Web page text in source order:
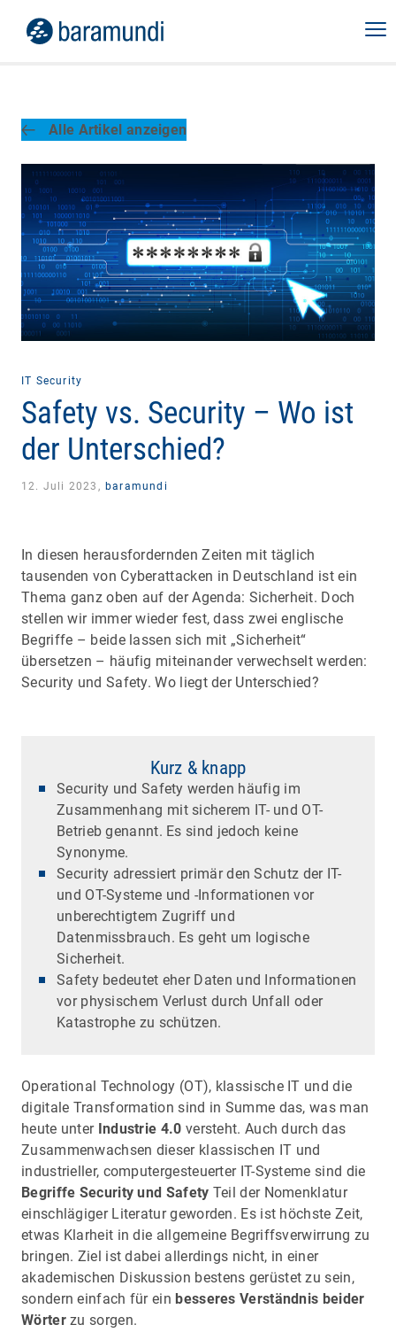
Alle Artikel anzeigen
IT Security
Safety vs. Security – Wo ist
der Unterschied?
12. Juli 2023, baramundi
In diesen herausfordernden Zeiten mit täglich
tausenden von Cyberattacken in Deutschland ist ein
Thema ganz oben auf der Agenda: Sicherheit. Doch
stellen wir immer wieder fest, dass zwei englische
Begriffe – beide lassen sich mit „Sicherheit“
übersetzen – häufig miteinander verwechselt werden:
Security und Safety. Wo liegt der Unterschied?
Kurz & knapp
Security und Safety werden häufig im
Zusammenhang mit sicherem IT- und OT-
Betrieb genannt. Es sind jedoch keine
Synonyme.
Security adressiert primär den Schutz der IT-
und OT-Systeme und -Informationen vor
unberechtigtem Zugriff und
Datenmissbrauch. Es geht um logische
Sicherheit.
Safety bedeutet eher Daten und Informationen
vor physischem Verlust durch Unfall oder
Katastrophe zu schützen.
Operational Technology (OT), klassische IT und die
digitale Transformation sind in Summe das, was man
heute unter Industrie 4.0 versteht. Auch durch das
Zusammenwachsen dieser klassischen IT und
industrieller, computergesteuerter IT-Systeme sind die
Begriffe Security und Safety Teil der Nomenklatur
einschlägiger Literatur geworden. Es ist höchste Zeit,
etwas Klarheit in die allgemeine Begriffsverwirrung zu
bringen. Ziel ist dabei allerdings nicht, in einer
akademischen Diskussion bestens gerüstet zu sein,
sondern einfach für ein besseres Verständnis beider
Wörterzu sorgen.